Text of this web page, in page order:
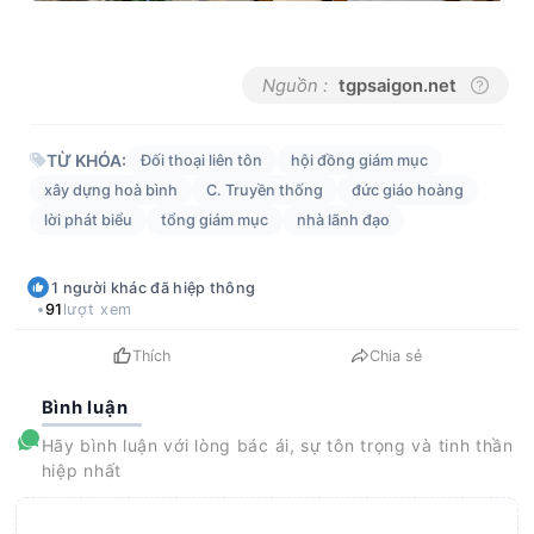
Nguồn : tgpsaigon.net
TỪ KHÓA: Đối thoại liên tôn
hội đồng giám mục
xây dựng hoà bình
C. Truyền thống
đức giáo hoàng
lời phát biểu
tổng giám mục nhà lãnh đạo
1 người khác đã hiệp thông
91 lượt xem
Thích Chia sẻ
Bình luận
Hãy bình luận với lòng bác ái, sự tôn trọng và tinh thần
hiệp nhất